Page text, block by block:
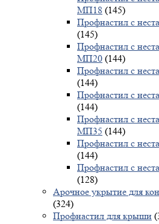
МП18 (145)
Профнастил с
(145)
Профнастил с
МП20 (144)
Профнастил с
(144)
Профнастил с
(144)
Профнастил с
МП35 (144)
Профнастил с
(144)
Профнастил с
(128)
Арочное укрытие для
(324)
Профнастил для крыши